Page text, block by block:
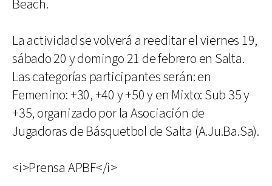
Beach.
La actividad se volverá a reeditar el viernes 19,
sábado 20 y domingo 21 de febrero en Salta.
Las categorías participantes serán: en
Femenino: +30, +40 y +50 y en Mixto: Sub 35 y
+35, organizado por la Asociación de
Jugadoras de Básquetbol de Salta (A.Ju.Ba.Sa).
<i>Prensa APBF</i>